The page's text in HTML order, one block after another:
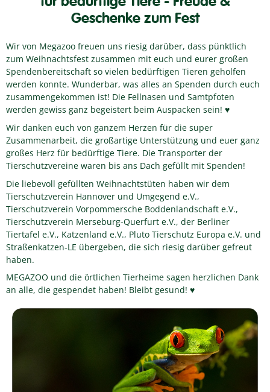
Geschenke zum Fest
Wir von Megazoo freuen uns riesig darüber, dass pünktlich
zum Weihnachtsfest zusammen mit euch und eurer großen
Spendenbereitschaft so vielen bedürftigen Tieren geholfen
werden konnte. Wunderbar, was alles an Spenden durch euch
zusammengekommen ist! Die Fellnasen und Samtpfoten
werden gewiss ganz begeistert beim Auspacken sein! ♥
Wir danken euch von ganzem Herzen für die super
Zusammenarbeit, die großartige Unterstützung und euer ganz
großes Herz für bedürftige Tiere. Die Transporter der
Tierschutzvereine waren bis ans Dach gefüllt mit Spenden!
Die liebevoll gefüllten Weihnachtstüten haben wir dem
Tierschutzverein Hannover und Umgegend e.V.,
Tierschutzverein Vorpommersche Boddenlandschaft e.V.,
Tierschutzverein Merseburg-Querfurt e.V., der Berliner
Tiertafel e.V., Katzenland e.V., Pluto Tierschutz Europa e.V. und
Straßenkatzen-LE übergeben, die sich riesig darüber gefreut
haben.
MEGAZOO und die örtlichen Tierheime sagen herzlichen Dank
an alle, die gespendet haben! Bleibt gesund! ♥